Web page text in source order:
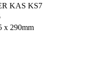
KAS KS7
x 290mm